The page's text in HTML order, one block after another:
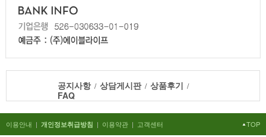
공지사항/ 상담게시판/ 상품후기 /
FAQ
이용안내 | 개인정보취급방침 | 이용약관 | 고객센터 TOP